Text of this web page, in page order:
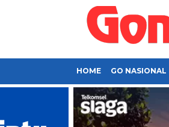
HOME GO NASIONAL